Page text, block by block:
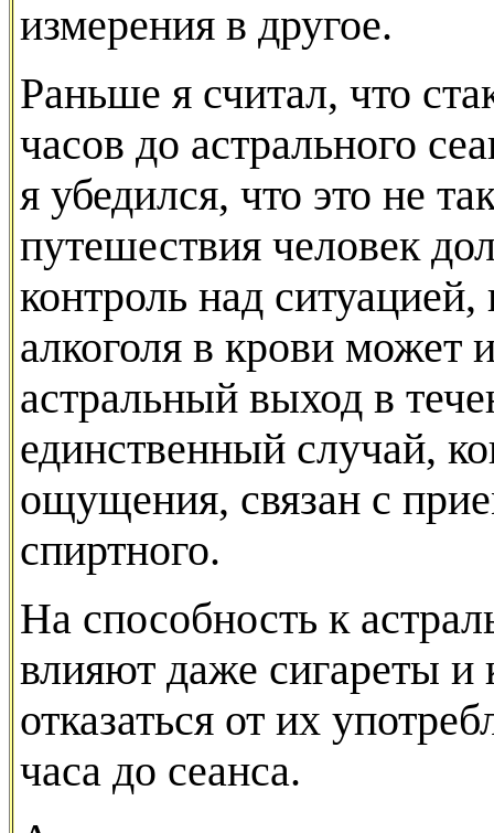
измерения в другое.
Раньше я считал, что
часов до астрального
я убедился, что это не
путешествия человек
контроль над
алкоголя в крови может
астральный выход в
единственный случай,
ощущения, связан с
спиртного.
На способность к
влияют даже сигареты и
отказаться от их
часа до сеанса.